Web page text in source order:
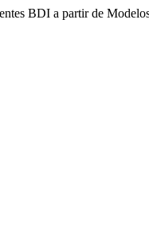
BDI a partir de